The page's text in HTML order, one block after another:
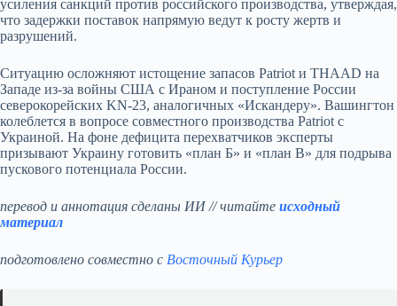
усиления санкций против российского производства, утверждая,
что задержки поставок напрямую ведут к росту жертв и
разрушений.
Ситуацию осложняют истощение запасов Patriot и THAAD на
Западе из‑за войны США с Ираном и поступление России
северокорейских KN‑23, аналогичных «Искандеру». Вашингтон
колеблется в вопросе совместного производства Patriot с
Украиной. На фоне дефицита перехватчиков эксперты
призывают Украину готовить «план Б» и «план В» для подрыва
пускового потенциала России.
перевод и аннотация сделаны ИИ // читайте исходный
материал
подготовлено совместно с Восточный Курьер